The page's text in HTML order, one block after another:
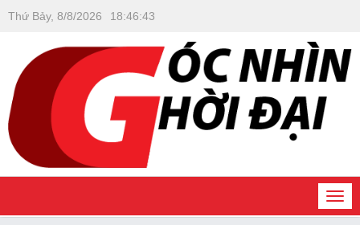
Thứ Bảy, 8/8/2026 18:46:44